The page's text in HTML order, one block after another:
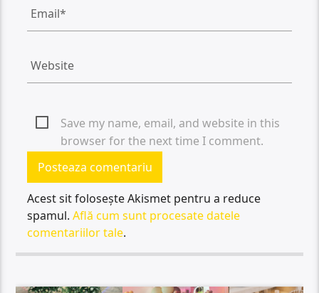
Save my name, email, and website in this
browser for the next time I comment.
Acest sit folosește Akismet pentru a reduce
spamul.Află cum sunt procesate datele
comentariilor tale.